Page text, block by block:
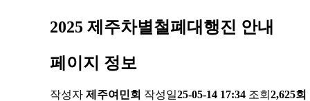
2025 제주차별철폐대행진 안내
페이지 정보
작성자 제주여민회 작성일25-05-14 17:34 조회 2,625회